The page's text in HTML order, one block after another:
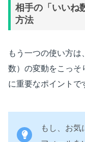
相手の「いいね
方法
もう一つの使い方
数）の変動をこっ
に重要なポイントで
もし、お